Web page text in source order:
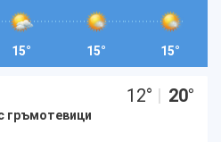
15° 15° 15°
гръмотевици
12° | 20°